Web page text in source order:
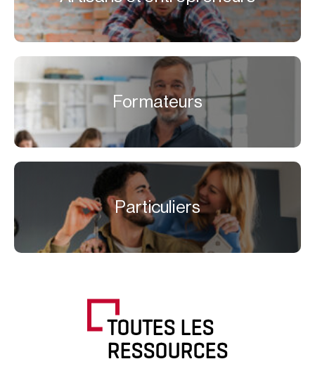
Formateurs
Particuliers
TOUTES LES
RESSOURCES